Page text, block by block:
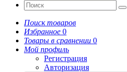
Поиск товаров
Избранное 0
Товары в сравнении 0
Мой профиль
Регистрация
Авторизация